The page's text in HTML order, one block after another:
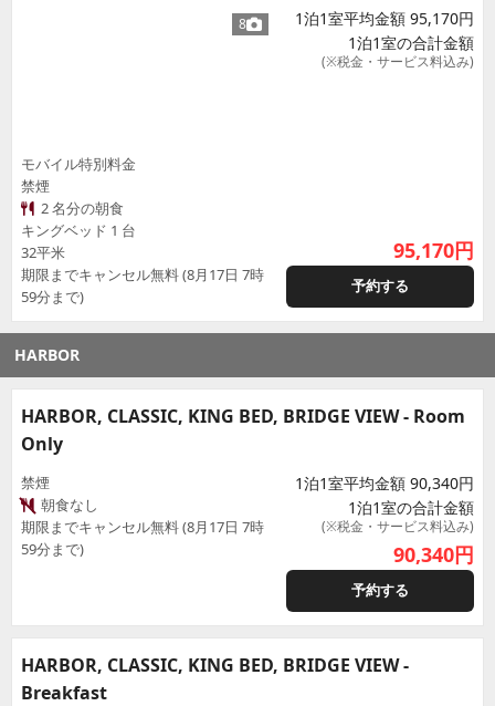
8
モバイル特別料金
禁煙
2 名分の朝食
キングベッド 1 台
32平米
期限までキャンセル無料 (8月17日 7時
59分まで)
1泊1室平均金額 95,170円
1泊1室の合計金額
(※税金・サービス料込み)
95,170円
予約する
HARBOR
HARBOR, CLASSIC, KING BED, BRIDGE VIEW - Room
Only
禁煙
朝食なし
期限までキャンセル無料 (8月17日 7時
59分まで)
1泊1室平均金額 90,340円
1泊1室の合計金額
(※税金・サービス料込み)
90,340円
予約する
HARBOR, CLASSIC, KING BED, BRIDGE VIEW -
Breakfast